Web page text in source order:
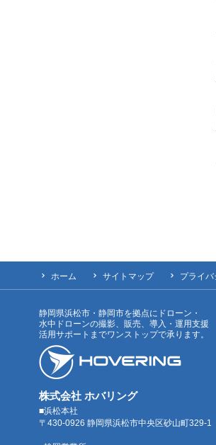
ホーム サイトマップ プライ
静岡県浜松市・静岡市を拠点にドローン・
水中ドローンの撮影、販売、導入・運用支援
活用サポートまでワンストップで承ります。
株式会社 ホバリング
■浜松本社
〒430-0926 静岡県浜松市中央区砂山町329-1